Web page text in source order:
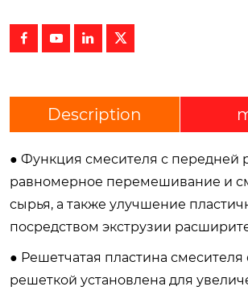
   
Description
● Функция смесителя с передней
равномерное перемешивание и
сырья, а также улучшение
посредством экструзии
● Решетчатая пластина
решеткой установлена ​​для